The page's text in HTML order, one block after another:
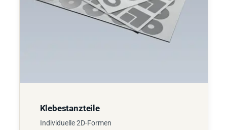
Klebestanzteile
Individuelle 2D-Formen